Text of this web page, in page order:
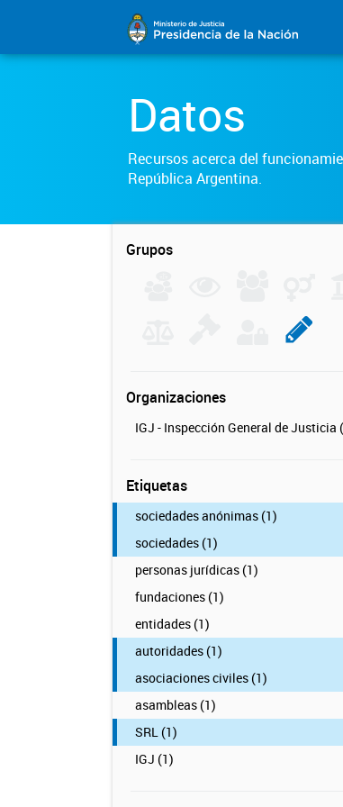
Datos
Recursos acerca del
República Argentina.
Grupos
Organizaciones
IGJ - Inspección General de Justicia
Etiquetas
sociedades anónimas (1)
sociedades (1)
personas jurídicas (1)
fundaciones (1)
entidades (1)
autoridades (1)
asociaciones civiles (1)
asambleas (1)
SRL (1)
IGJ (1)